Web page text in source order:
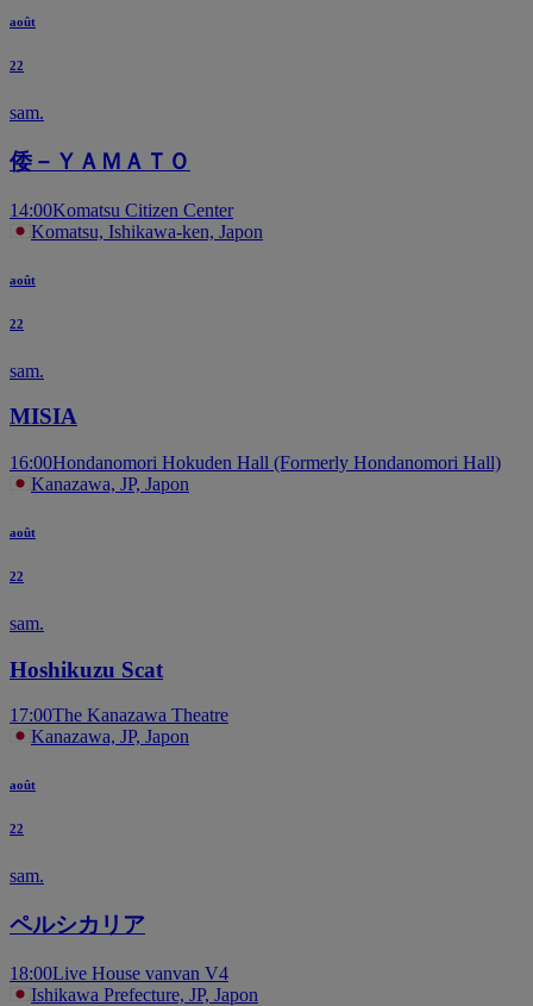
août
22
sam.
倭－ＹＡＭＡＴＯ
14:00Komatsu Citizen Center
Komatsu, Ishikawa-ken, Japon
août
22
sam.
MISIA
16:00Hondanomori Hokuden Hall (Formerly Hondanomori Hall)
Kanazawa, JP, Japon
août
22
sam.
Hoshikuzu Scat
17:00The Kanazawa Theatre
Kanazawa, JP, Japon
août
22
sam.
ペルシカリア
18:00Live House vanvan V4
Ishikawa Prefecture, JP, Japon